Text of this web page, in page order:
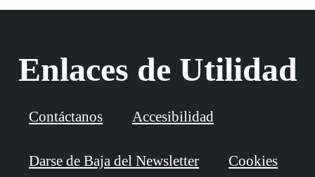
Enlaces de Utilidad
Contáctanos Accesibilidad
Darse de Baja del Newsletter Cookies